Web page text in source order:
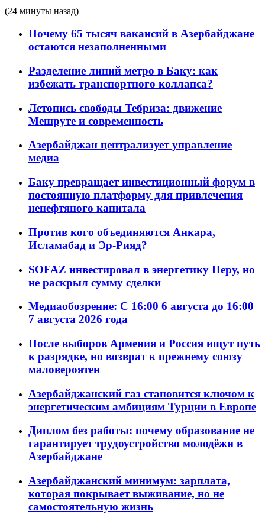
(24 минуты назад)
Почему 65 тысяч вакансий в Азербайджане
остаются незаполненными
Разделение линий метро в Баку: как
избежать транспортного коллапса?
Летопись свободы Тебриза: движение
Мешруте и современность
Азербайджан централизует управление
медиа
Баку превращает инвестиционный форум в
постоянную платформу для привлечения
ненефтяного капитала
Против кого объединяются Анкара,
Исламабад и Эр-Рияд?
SOFAZ инвестировал в энергетику Перу, но
не раскрыл сумму сделки
Медиаобозрение: С 16:00 6 августа до 16:00
7 августа 2026 года
После выборов Армения и Россия ищут путь
к разрядке, но возврат к прежнему союзу
маловероятен
Азербайджанский газ становится ключом к
энергетическим амбициям Турции в Европе
Диплом без работы: почему образование не
гарантирует трудоустройство молодёжи в
Азербайджане
Азербайджанский минимум: зарплата,
которая покрывает выживание, но не
самостоятельную жизнь